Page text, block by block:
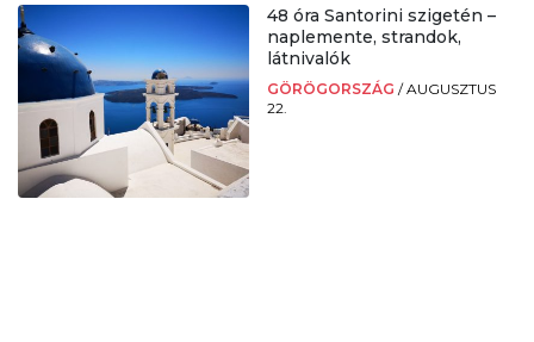
48 óra Santorini szigetén –
naplemente, strandok,
látnivalók
GÖRÖGORSZÁG /AUGUSZTUS
22.